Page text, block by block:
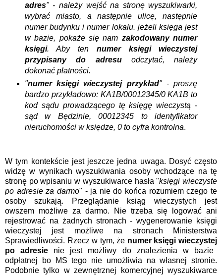
adres" - należy wejść na stronę wyszukiwarki,
wybrać miasto, a następnie ulicę, następnie
numer budynku i numer lokalu. jeżeli księga jest
w bazie, pokaże się nam zakodowany numer
księgi. Aby ten numer księgi wieczystej
przypisany do adresuodczytać, należy
dokonać płatności.
"numer księgi wieczystej przykład" - proszę
bardzo przykładowo: KA1B/00012345/0 KA1B to
kod sądu prowadzącego tę księgę wieczystą -
sąd w Będzinie, 00012345 to identyfikator
nieruchomości w księdze, 0 to cyfra kontrolna.
W tym kontekście jest jeszcze jedna uwaga. Dosyć często
widzę w wynikach wyszukiwania osoby wchodzące na tę
stronę po wpisaniu w wyszukiwarce hasła "księgi wieczyste
po adresie za darmo" - ja nie do końca rozumiem czego te
osoby szukają. Przeglądanie ksiąg wieczystych jest
owszem możliwe za darmo. Nie trzeba się logować ani
rejestrować na żadnych stronach - wygenerowanie księgi
wieczystej jest możliwe na stronach Ministerstwa
Sprawiedliwości. Rzecz w tym, że numer księgi wieczystej
po adresie nie jest możliwy do znalezienia w bazie
odpłatnej bo MS tego nie umożliwia na własnej stronie.
Podobnie tylko w zewnętrznej komercyjnej wyszukiwarce